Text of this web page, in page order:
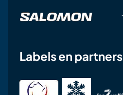
Labels en partners